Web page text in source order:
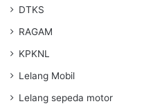
DTKS
RAGAM
KPKNL
Lelang Mobil
Lelang sepeda motor